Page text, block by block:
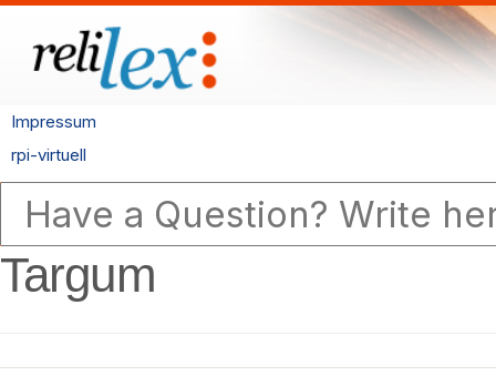
Impressum
rpi-virtuell
Targum